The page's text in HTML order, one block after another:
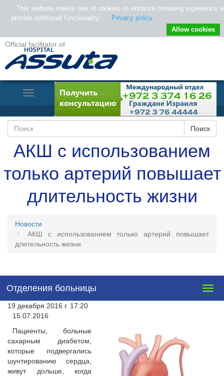
Official facilitator of
Toggle
Navigation
АКШ с использованием
только артерий повышает
длительность жизни
Новости
АКШ с использованием только артерий повышает
длительность жизни
Отделения больницы
19 декабря 2016 г. 17:20
15.07.2016
Пациенты, больные
сахарным диабетом,
которые подвергались
шунтированию сердца,
живут дольше, когда
This website makes use of cookies to enhance browsing experience
provide additional functionality.
Privacy policy
Allow cookies